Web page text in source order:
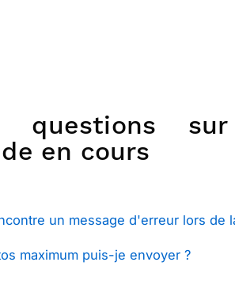
questions
en cours
un message d'erreur lors de
maximum puis-je envoyer ?